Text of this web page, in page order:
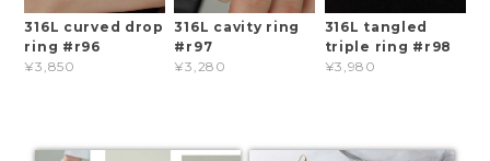
316L curved drop
ring #r96
¥3,850
316L cavity ring
#r97
¥3,280
316L tangled
triple ring #r98
¥3,980